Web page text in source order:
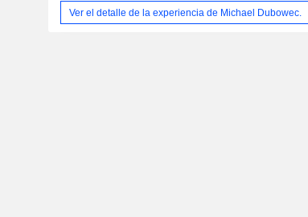
Ver el detalle de la experiencia de Michael Dubowec.